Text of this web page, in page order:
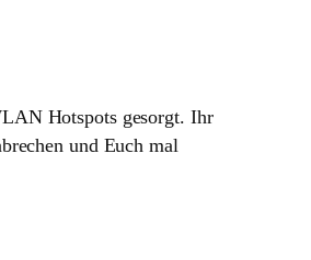
Hotspots gesorgt. Ihr
und Euch mal